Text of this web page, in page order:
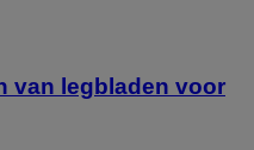
van legbladen voor